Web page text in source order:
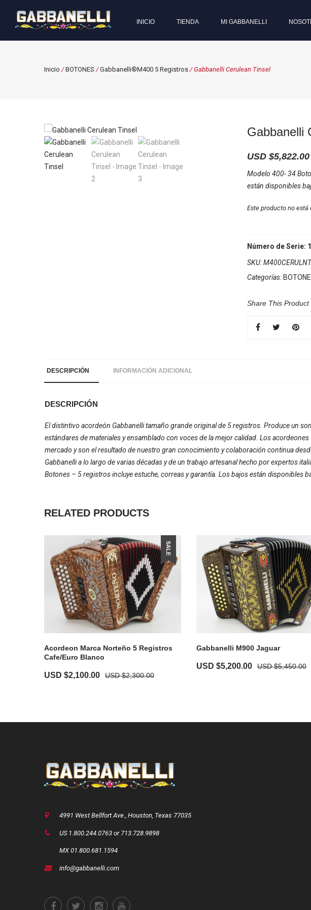
INICIO TIENDA MI GABBANELLI
Inicio /BOTONES /Gabbanelli®M400 5 Registros / Gabbanelli Cerulean Tinsel
Gabbanelli
USD $5,822.00
Modelo 400- 34
están disponibles
Este producto no está
Número de Serie:
SKU:
Categorías:
Share This Product
DESCRIPCIÓN INFORMACIÓN ADICIONAL
DESCRIPCIÓN
El distintivo acordeón Gabbanelli tamaño grande original de 5 registros. Produce un
estándares de materiales y ensamblado con voces de la mejor calidad. Los
mercado y son el resultado de nuestro gran conocimiento y colaboración continua
Gabbanelli a lo largo de varias décadas y de un trabajo artesanal hecho por expertos
Botones – 5 registros incluye estuche, correas y garantía. Los bajos están disponibles
RELATED PRODUCTS
SALE
Acordeon Marca Norteño 5 Registros
Cafe/Euro Blanco
USD $2,300.00
USD $2,100.00
Gabbanelli M900 Jaguar
USD $5,450.00
USD $5,200.00
4991 West Bellfort Ave., Houston, Texas 77035
US 1.800.244.0763 or 713.728.9898
MX 01.800.681.1594
info@gabbanelli.com